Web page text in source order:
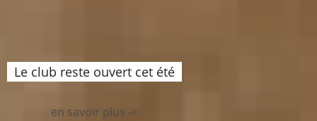
Le club reste ouvert cet été
en savoir plus ->